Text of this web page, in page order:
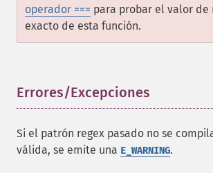
operador === para probar el valor de
exacto de esta función.
Errores/Excepciones
Si el patrón regex pasado no se
válida, se emite una E_WARNING.